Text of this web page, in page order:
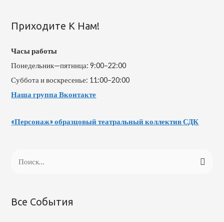
Приходите К Нам!
Часы работы
Понедельник—пятница: 9:00–22:00
Суббота и воскресенье: 11:00–20:00
Наша группа Вконтакте
«Персонаж» образцовый театральный коллектив СДК
т
Все События